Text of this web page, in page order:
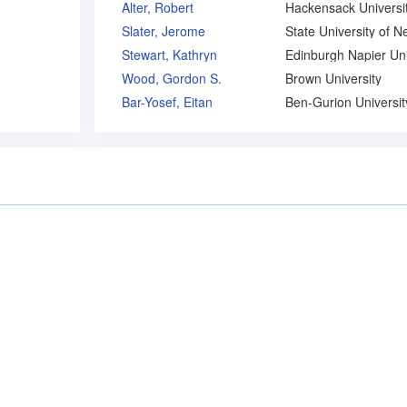
Alter, Robert
Slater, Jerome
Stewart, Kathryn
Wood, Gordon S.
Brown University
Bar-Yosef, Eitan